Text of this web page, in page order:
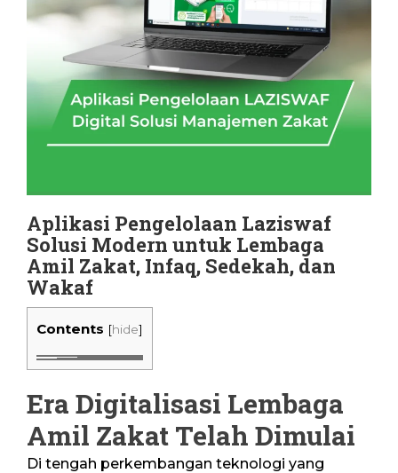
Aplikasi Pengelolaan Laziswaf
Solusi Modern untuk Lembaga
Amil Zakat, Infaq, Sedekah, dan
Wakaf
Contents [hide]
Era Digitalisasi Lembaga
Amil Zakat Telah Dimulai
Di tengah perkembangan teknologi yang